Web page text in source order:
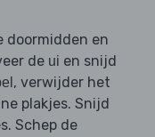
doormidden en
de ui en snijd
, verwijder het
plakjes. Snijd
Schep de